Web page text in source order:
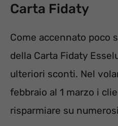
Carta Fidaty
Come accennato poco
della Carta Fidaty
ulteriori sconti. Nel
febbraio al 1 marzo i
risparmiare su